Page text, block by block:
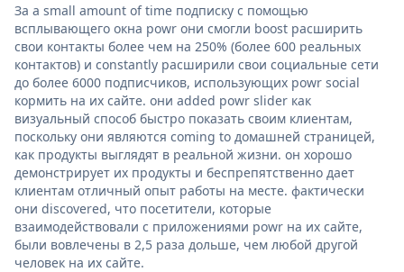
За a small amount of time подписку с помощью
всплывающего окна powr они смогли boost расширить
свои контакты более чем на 250% (более 600 реальных
контактов) и constantly расширили свои социальные сети
до более 6000 подписчиков, использующих powr social
кормить на их сайте. они added powr slider как
визуальный способ быстро показать своим клиентам,
поскольку они являются coming to домашней страницей,
как продукты выглядят в реальной жизни. он хорошо
демонстрирует их продукты и беспрепятственно дает
клиентам отличный опыт работы на месте. фактически
они discovered, что посетители, которые
взаимодействовали с приложениями powr на их сайте,
были вовлечены в 2,5 раза дольше, чем любой другой
человек на их сайте.